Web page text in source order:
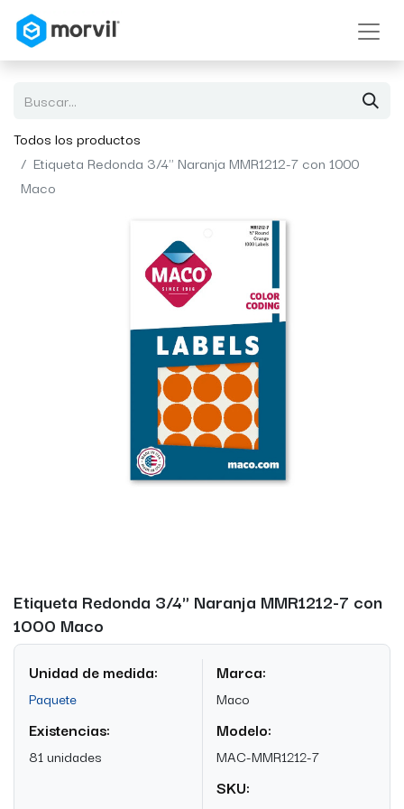
Todos los productos
Etiqueta Redonda 3/4" Naranja MMR1212-7 con 1000
Maco
Etiqueta Redonda 3/4" Naranja MMR1212-7 con
1000 Maco
Unidad de medida:
Paquete
Existencias:
81 unidades
Marca:
Maco
Modelo:
MAC-MMR1212-7
SKU: